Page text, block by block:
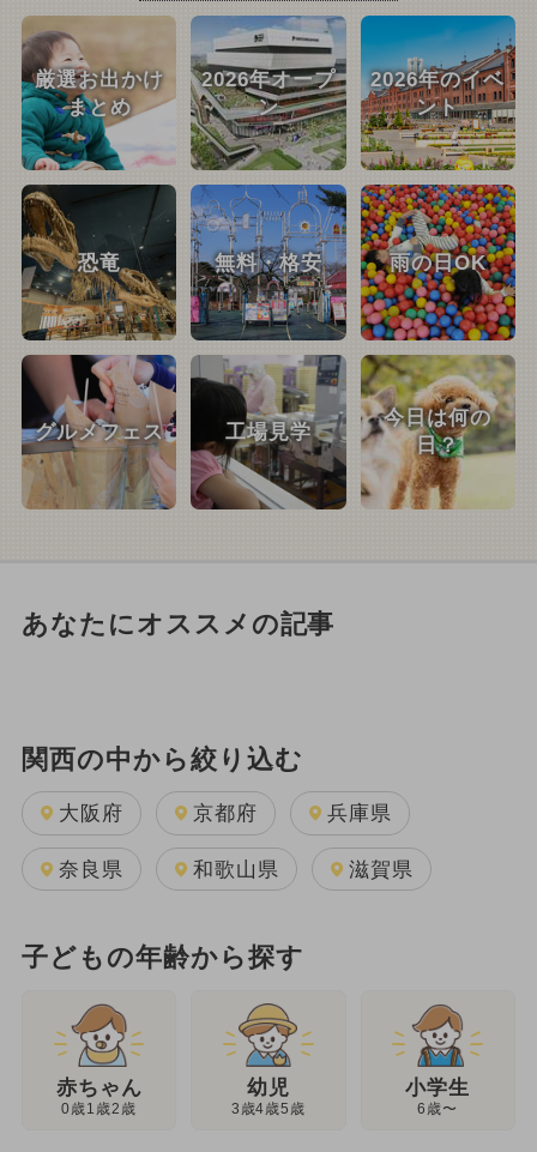
厳選お出かけ
まとめ
2026年オープ
ン
2026年のイベ
ント
恐竜 無料・格安 雨の日OK
グルメフェス 工場見学
今日は何の
日？
あなたにオススメの記事
関西の中から絞り込む
大阪府 京都府 兵庫県
奈良県 和歌山県 滋賀県
子どもの年齢から探す
赤ちゃん
0歳1歳2歳
幼児
3歳4歳5歳
小学生
6歳〜